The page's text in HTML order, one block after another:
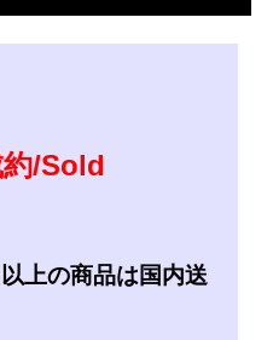
/Sold
上の商品は国内送